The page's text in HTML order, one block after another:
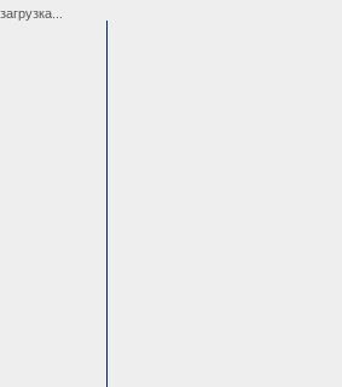
загрузка...